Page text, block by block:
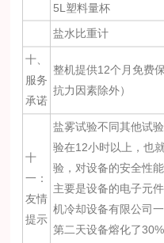
5L塑料量
盐水比重
十、
服务
承诺
整机提供12个月免费
抗力因素除外）
十
一：
友情
提示
盐雾试验不同其他试
验在12小时以上，也
验，对设备的安全性
主要是设备的电子元
机冷却设备有限公司
第二天设备熔化了